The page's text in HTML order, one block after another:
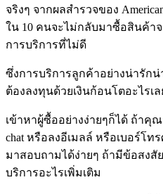
จริงๆ จากผลสำรวจของ
ใน 10 คนจะไม่กลับมาซื้อสินค้า
การบริการที่ไม่ดี
ซึ่งการบริการลูกค้าอย่างน่ารัก
ต้องลงทุนด้วยเงินก้อนโตอะไรเล
เข้าหาผู้ซื้ออย่างง่ายๆก็ได้ ถ้าคุ
chat หรือลงอีเมลล์ หรือเบอร์โ
มาสอบถามได้ง่ายๆ ถ้ามีข้อสงสั
บริการอะไรเพิ่มเติม